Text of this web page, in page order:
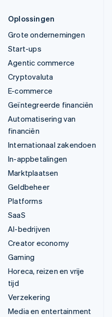
Oplossingen
Grote ondernemingen
Start-ups
Agentic commerce
Cryptovaluta
E-commerce
Geïntegreerde financiën
Automatisering van
financiën
Internationaal zakendoen
In-appbetalingen
Marktplaatsen
Geldbeheer
Platforms
SaaS
AI-bedrijven
Creator economy
Gaming
Horeca, reizen en vrije
tijd
Verzekering
Media en entertainment